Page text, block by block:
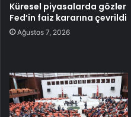
Küresel piyasalarda gözler
Fed’in faiz kararına çevrildi
Ağustos 7, 2026